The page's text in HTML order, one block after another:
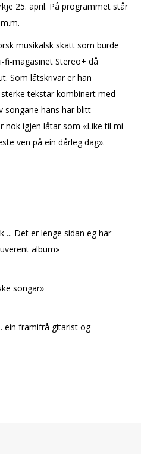
25. april. På programmet står
musikalsk skatt som burde
fi-magasinet Stereo+ då
Som låtskrivar er han
tekstar kombinert med
songane hans har blitt
nok igjen låtar som «Like til mi
ven på ein dårleg dag».
... Det er lenge sidan eg har
album»
songar»
ein framifrå gitarist og